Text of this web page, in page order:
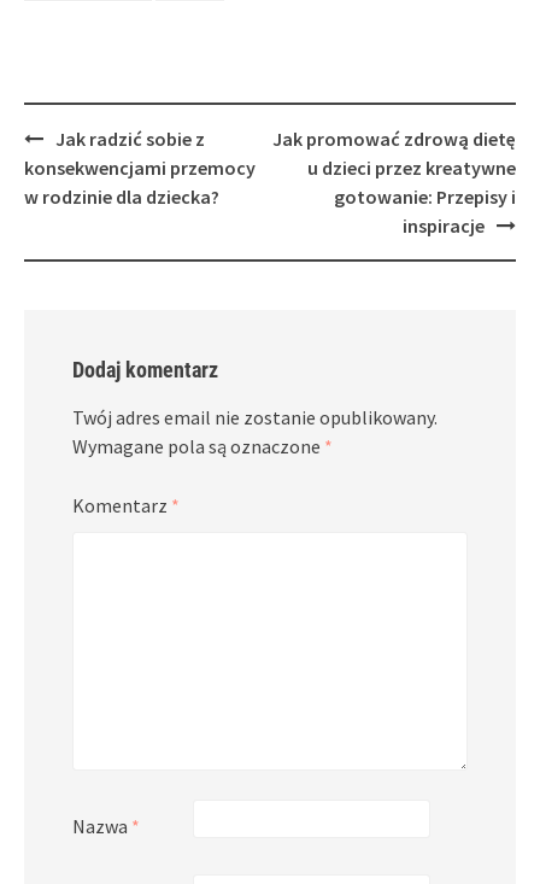
Post
navigation
Jak radzić sobie z
konsekwencjami przemocy
w rodzinie dla dziecka?
Jak promować zdrową dietę
u dzieci przez kreatywne
gotowanie: Przepisy i
inspiracje
Dodaj komentarz
Twój adres email nie zostanie opublikowany.
Wymagane pola są oznaczone *
Komentarz *
Nazwa *